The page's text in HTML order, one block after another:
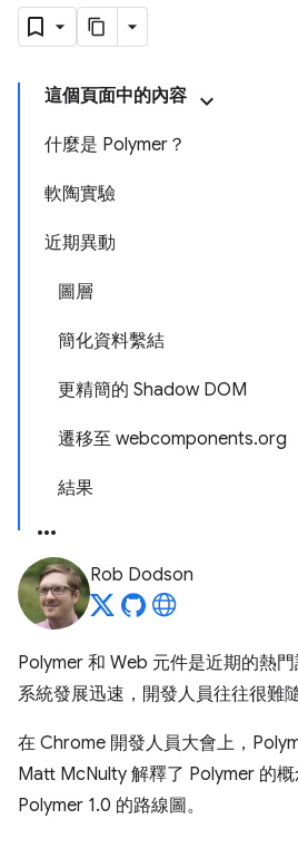
這個頁面中的內容
什麼是 Polymer？
軟陶實驗
近期異動
圖層
簡化資料繫結
更精簡的 Shadow DOM
遷移至 webcomponents.org
結果
Rob Dodson
Polymer 和 Web 元件是近期的熱
系統發展迅速，開發人員往往很難
在 Chrome 開發人員大會上，
Matt McNulty 解釋了 Polymer 的
Polymer 1.0 的路線圖。